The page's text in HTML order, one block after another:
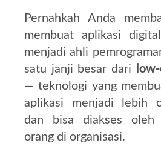
Pernahkah Anda
membuat aplikasi
menjadi ahli
satu janji besar dari
— teknologi yang
aplikasi menjadi lebih
dan bisa diakses oleh
orang di organisasi.